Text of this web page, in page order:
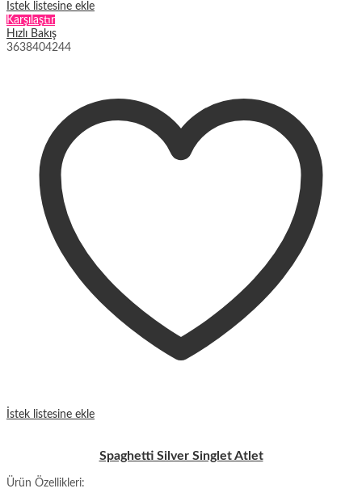
İstek listesine ekle
Karşılaştır
Hızlı Bakış
3638404244
İstek listesine ekle
Spaghetti Silver Singlet Atlet
Ürün Özellikleri: